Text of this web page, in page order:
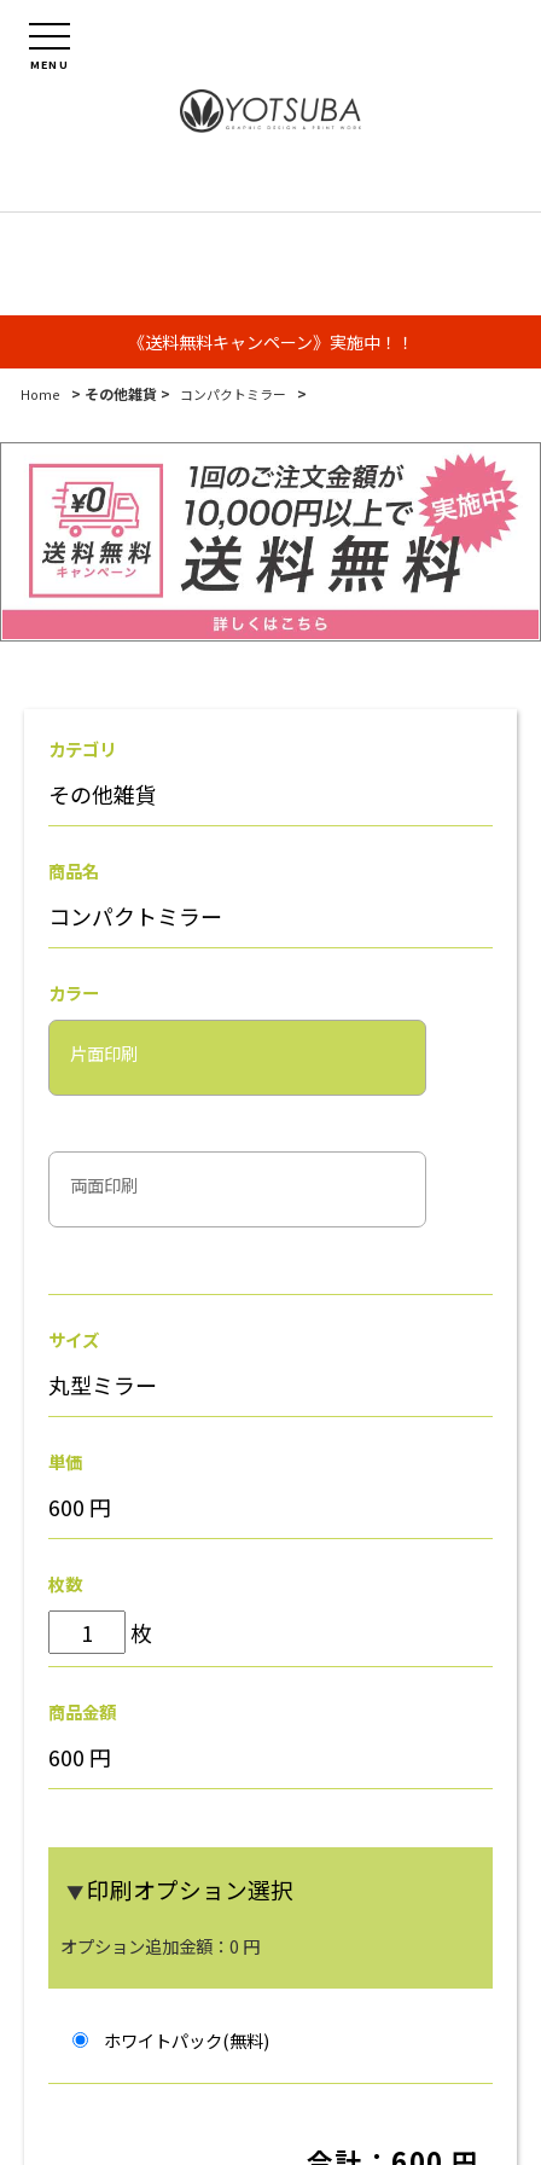
MENU
《送料無料キャンペーン》実施中！！
Home > その他雑貨 > コンパクトミラー >
カテゴリ
その他雑貨
商品名
コンパクトミラー
カラー
片面印刷
両面印刷
サイズ
丸型ミラー
単価
600 円
枚数
枚
商品金額
600 円
▼印刷オプション選択
オプション追加金額： 0 円
ホワイトパック(無料)